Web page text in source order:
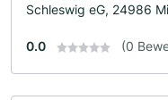
Schleswig eG, 24986
0.0 (0